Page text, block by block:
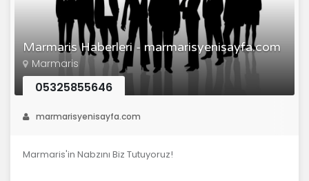
Marmaris Haberleri - marmarisyenisayfa.com
Marmaris
05325855646
marmarisyenisayfa.com
Marmaris'in Nabzını Biz Tutuyoruz!